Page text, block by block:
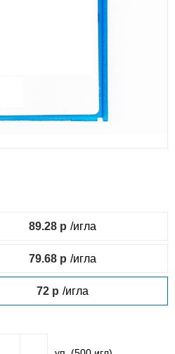
89.28 /игла
79.68 /игла
72 /игла